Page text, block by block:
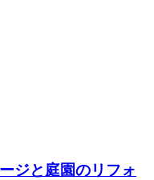
ジと庭園のリフォ